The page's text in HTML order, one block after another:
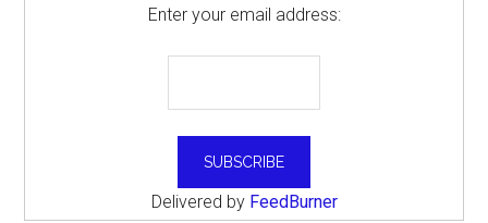
Enter your email address:
Delivered by FeedBurner